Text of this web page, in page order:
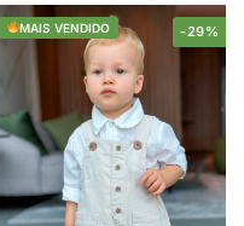
-29%
MAIS VENDIDO